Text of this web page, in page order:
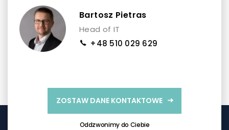
Bartosz Pietras
Head of IT
+48 510 029 629
ZOSTAW DANE KONTAKTOWE
Oddzwonimy do Ciebie